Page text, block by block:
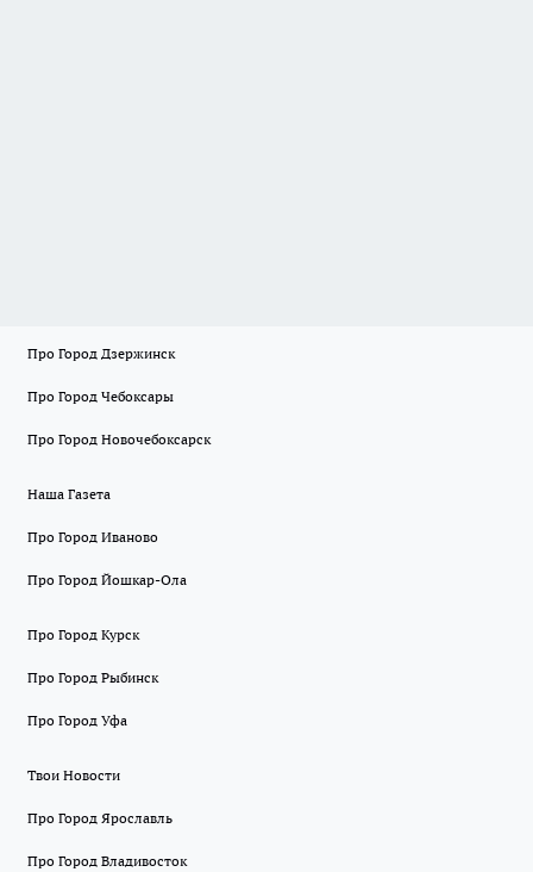
Про Город Дзержинск
Про Город Чебоксары
Про Город Новочебоксарск
Наша Газета
Про Город Иваново
Про Город Йошкар-Ола
Про Город Курск
Про Город Рыбинск
Про Город Уфа
Твои Новости
Про Город Ярославль
Про Город Владивосток